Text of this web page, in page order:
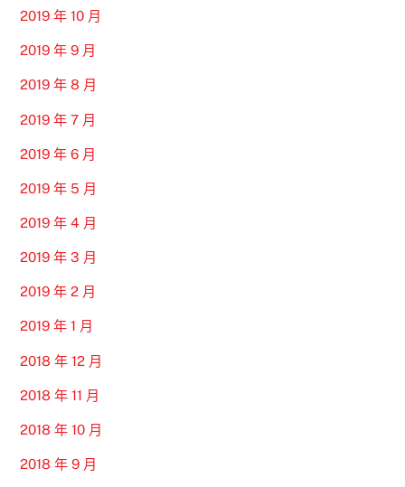
2019 年 10 月
2019 年 9 月
2019 年 8 月
2019 年 7 月
2019 年 6 月
2019 年 5 月
2019 年 4 月
2019 年 3 月
2019 年 2 月
2019 年 1 月
2018 年 12 月
2018 年 11 月
2018 年 10 月
2018 年 9 月